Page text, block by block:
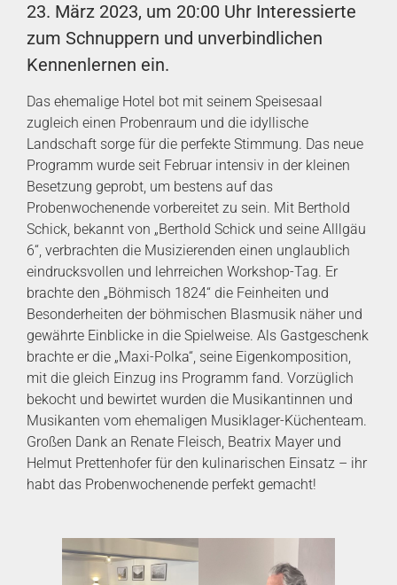
23. März 2023, um 20:00 Uhr Interessierte
zum Schnuppern und unverbindlichen
Kennenlernen ein.
Das ehemalige Hotel bot mit seinem Speisesaal
zugleich einen Probenraum und die idyllische
Landschaft sorge für die perfekte Stimmung. Das neue
Programm wurde seit Februar intensiv in der kleinen
Besetzung geprobt, um bestens auf das
Probenwochenende vorbereitet zu sein. Mit Berthold
Schick, bekannt von „Berthold Schick und seine Alllgäu
6“, verbrachten die Musizierenden einen unglaublich
eindrucksvollen und lehrreichen Workshop-Tag. Er
brachte den „Böhmisch 1824“ die Feinheiten und
Besonderheiten der böhmischen Blasmusik näher und
gewährte Einblicke in die Spielweise. Als Gastgeschenk
brachte er die „Maxi-Polka“, seine Eigenkomposition,
mit die gleich Einzug ins Programm fand. Vorzüglich
bekocht und bewirtet wurden die Musikantinnen und
Musikanten vom ehemaligen Musiklager-Küchenteam.
Großen Dank an Renate Fleisch, Beatrix Mayer und
Helmut Prettenhofer für den kulinarischen Einsatz – ihr
habt das Probenwochenende perfekt gemacht!